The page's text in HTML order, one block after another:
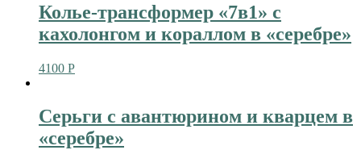
Колье-трансформер «7в1» с
кахолонгом и кораллом в «серебре»
4100 Р
Серьги с авантюрином и кварцем в
«серебре»